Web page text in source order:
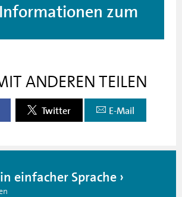
zum
ANDEREN TEILEN
Twitter E-Mail
einfacher Sprache